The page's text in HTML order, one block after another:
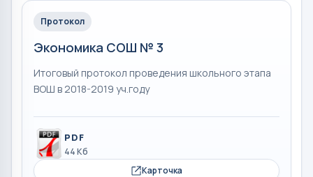
Протокол
Экономика СОШ № 3
Итоговый протокол проведения школьного этапа
ВОШ в 2018-2019 уч.году
PDF
44 Кб
Карточка